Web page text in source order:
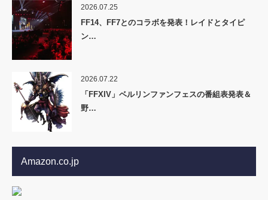
2026.07.25
FF14、FF7とのコラボを発表！レイドとタイピ
ン…
2026.07.22
「FFXIV」ベルリンファンフェスの番組表発表＆
野…
Amazon.co.jp